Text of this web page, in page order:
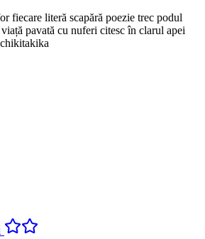
fiecare literă scapără poezie trec podul
pavată cu nuferi citesc în clarul apei